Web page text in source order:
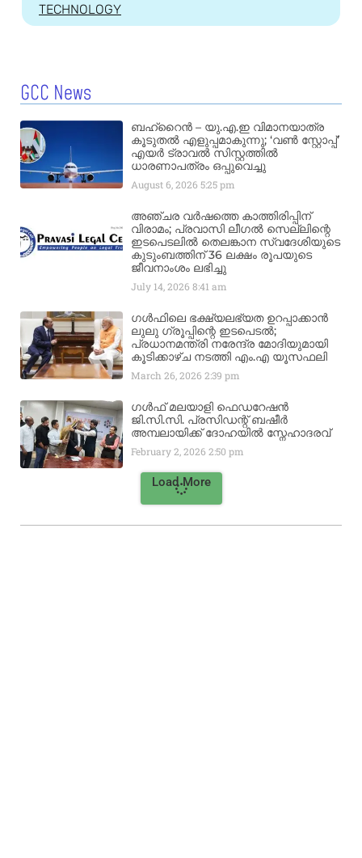
TECHNOLOGY
GCC News
ബഹ്‌റൈൻ – യു.എ.ഇ വിമാനയാത്ര
കൂടുതൽ എളുപ്പമാകുന്നു; ‘വൺ സ്റ്റോപ്പ്’
എയർ ട്രാവൽ സിസ്റ്റത്തിൽ
ധാരണാപത്രം ഒപ്പുവെച്ചു
August 6, 20265:25 pm
അഞ്ചര വർഷത്തെ കാത്തിരിപ്പിന്
വിരാമം; പ്രവാസി ലീഗൽ സെല്ലിന്റെ
ഇടപെടലിൽ തെലങ്കാന സ്വദേശിയുടെ
കുടുംബത്തിന് 36 ലക്ഷം രൂപയുടെ
ജീവനാംശം ലഭിച്ചു
July 14, 20268:41 am
ഗൾഫിലെ ഭക്ഷ്യലഭ്യത ഉറപ്പാക്കാൻ
ലുലു ഗ്രൂപ്പിന്റെ ഇടപെടൽ;
പ്രധാനമന്ത്രി നരേന്ദ്ര മോദിയുമായി
കൂടിക്കാഴ്ച നടത്തി എം.എ യൂസഫലി
March 26, 20262:39 pm
ഗൾഫ് മലയാളി ഫെഡറേഷൻ
ജി.സി.സി. പ്രസിഡന്റ് ബഷീർ
അമ്പലായിക്ക് ദോഹയിൽ സ്നേഹാദരവ്
February 2, 20262:50 pm
Load More